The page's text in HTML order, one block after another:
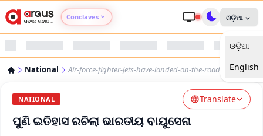
Conclaves
Argus Nari Shakti
ଓଡ଼ିଆ
ଓଡ଼ିଆ
English
National Air-force-fighter-jets-have-landed-on-the-road
NATIONAL Translate
ପୁଣି ଇତିହାସ ରଚିଲା ଭାରତୀୟ ବାୟୁସେନା